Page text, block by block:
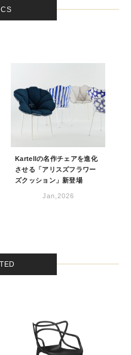
Kartellの名作チェアを進化
させる「アリスズフラワー
ズクッション」新登場
Jan,2026